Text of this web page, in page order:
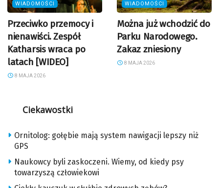
WIADOMOŚCI
Przeciwko przemocy i
nienawiści. Zespół
Katharsis wraca po
latach [WIDEO]
8 MAJA 2026
WIADOMOŚCI
Można już wchodzić do
Parku Narodowego.
Zakaz zniesiony
8 MAJA 2026
Ciekawostki
Ornitolog: gołębie mają system nawigacji lepszy niż
GPS
Naukowcy byli zaskoczeni. Wiemy, od kiedy psy
towarzyszą człowiekowi